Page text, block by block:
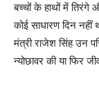
बच्चों के हाथों में तिरंगे
कोई साधारण दिन
मंत्री राजेश सिंह उन
न्योछावर की या फिर